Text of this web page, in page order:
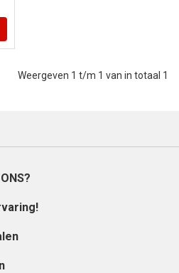
Weergeven 1 t/m 1 van in totaal 1